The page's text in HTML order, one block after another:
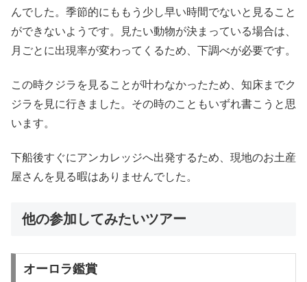
んでした。季節的にももう少し早い時間でないと見ること
ができないようです。見たい動物が決まっている場合は、
月ごとに出現率が変わってくるため、下調べが必要です。
この時クジラを見ることが叶わなかったため、知床までク
ジラを見に行きました。その時のこともいずれ書こうと思
います。
下船後すぐにアンカレッジへ出発するため、現地のお土産
屋さんを見る暇はありませんでした。
他の参加してみたいツアー
オーロラ鑑賞